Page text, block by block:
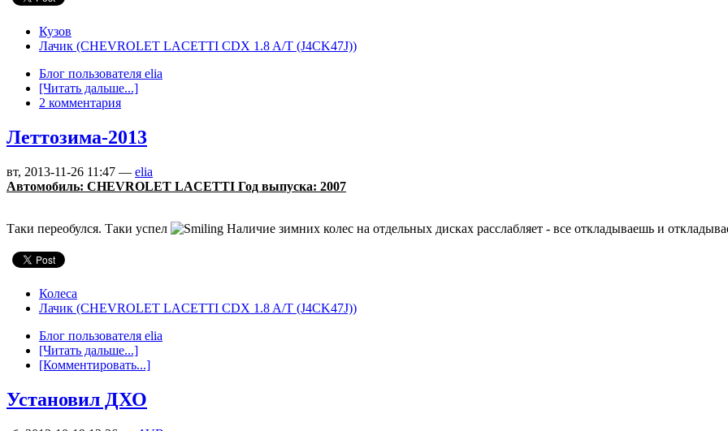
Кузов
Лачик (CHEVROLET LACETTI CDX 1.8 A/T (J4CK47J))
Блог пользователя elia
[Читать дальше...]
2 комментария
Леттозима-2013
вт, 2013-11-26 11:47 — elia
Автомобиль: CHEVROLET LACETTI Год выпуска: 2007
Таки переобулся. Таки успел Наличие зимних колес на отдельных дисках расслабляет - все откладываешь и
Колеса
Лачик (CHEVROLET LACETTI CDX 1.8 A/T (J4CK47J))
Блог пользователя elia
[Читать дальше...]
[Комментировать...]
Установил ДХО